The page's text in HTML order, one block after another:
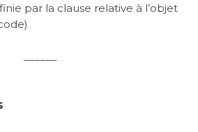
par la clause relative à l’objet